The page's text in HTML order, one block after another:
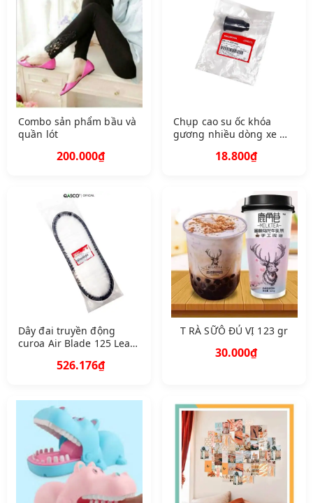
Combo sản phẩm bầu và
quần lót
200.000₫
Chụp cao su ốc khóa
gương nhiều dòng xe Q
18.800₫
Dây đai truyền động
curoa Air Blade 125 Lead
Q A23100 K ZR 601 8 C 4
526.176₫
T RÀ SỮÔ ĐỦ VỊ 123 gr
30.000₫